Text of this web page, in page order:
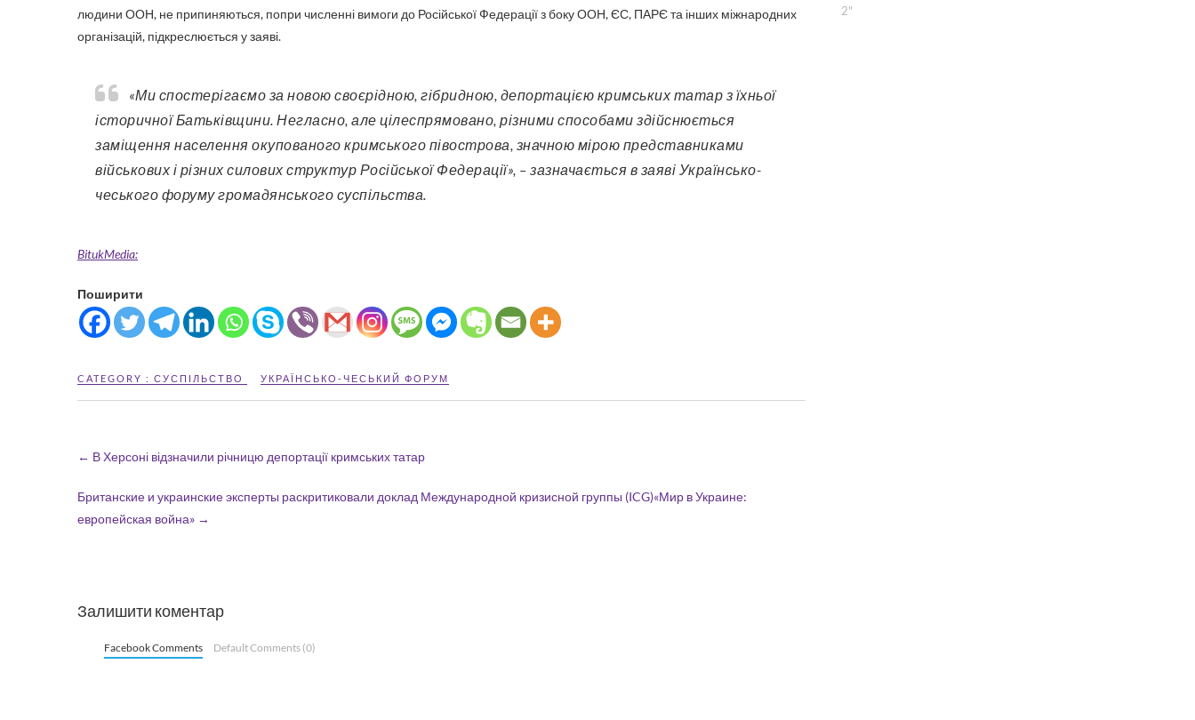
людини ООН, не припиняються, попри численні вимоги до Російської Федерації з боку ООН, ЄС, ПАРЄ та інших міжнародних
організацій, підкреслюється у заяві.
«Ми спостерігаємо за новою своєрідною, гібридною, депортацією кримських татар з їхньої
історичної Батьківщини. Негласно, але цілеспрямовано, різними способами здійснюється
заміщення населення окупованого кримського півострова, значною мірою представниками
військових і різних силових структур Російської Федерації», – зазначається в заяві Українсько-
чеського форуму громадянського суспільства.
BitukMedia:
Поширити
CATEGORY : СУСПІЛЬСТВО УКРАЇНСЬКО-ЧЕСЬКИЙ ФОРУМ
← В Херсоні відзначили річницю депортації кримських татар
Британские и украинские эксперты раскритиковали доклад Международной кризисной группы (ICG)«Мир в Украине:
европейская война» →
Залишити коментар
Facebook Comments Default Comments (0)
2"